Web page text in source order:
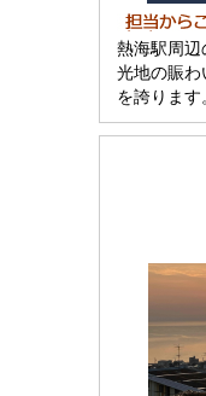
熱海駅周辺
光地の賑わ
を誇ります